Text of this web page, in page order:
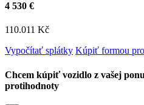
4 530 €
110.011 Kč
Vypočítať splátky Kúpiť formou
Chcem kúpiť vozidlo z vašej
protihodnoty